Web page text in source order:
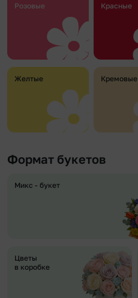
Розовые Красные
Желтые Кремовые
Формат букетов
Микс - букет
Цветы
в коробке